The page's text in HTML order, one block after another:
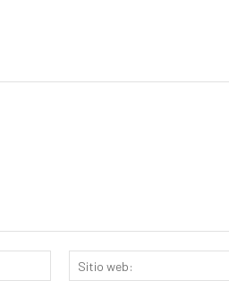
Correo
electrónico:*